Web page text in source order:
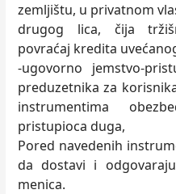
zemljištu, u privatnom
drugog lica, čija
povraćaj kredita
-ugovorno jemstvo-
preduzetnika za
instrumentima
pristupioca duga,
Pored navedenih
da dostavi i
menica.